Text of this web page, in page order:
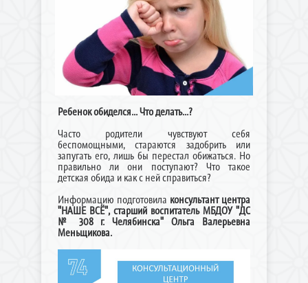
Ребенок обиделся... Что делать...?
Часто родители чувствуют себя
беспомощными, стараются задобрить или
запугать его, лишь бы перестал обижаться. Но
правильно ли они поступают? Что такое
детская обида и как с ней справиться?
Информацию подготовила консультант центра
"НАШЕ ВСЁ", старший воспитатель МБДОУ "ДС
№ 308 г. Челябинска" Ольга Валерьевна
Меньщикова.